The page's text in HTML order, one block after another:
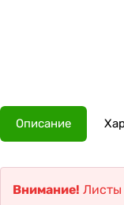
Описание
Внимание! Листы